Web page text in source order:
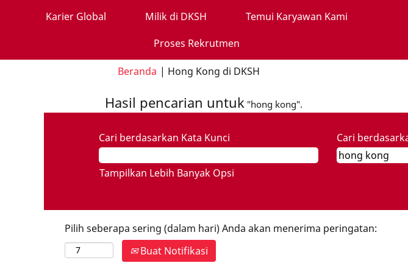
Karier Global Milik di DKSH
Temui Karyawan Kami
Proses Rekrutmen
Beranda | Hong Kong di DKSH
Hasil pencarian untuk "hong kong".
Cari berdasarkan Kata Kunci Cari
Tampilkan Lebih Banyak Opsi
Pilih seberapa sering (dalam hari) Anda akan menerima peringatan:
Buat Notifikasi